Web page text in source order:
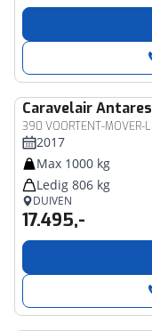
Caravelair
390 VOORTENT-MOVER-
2017
Max 1000 kg
Ledig 806 kg
DUIVEN
17.495,-